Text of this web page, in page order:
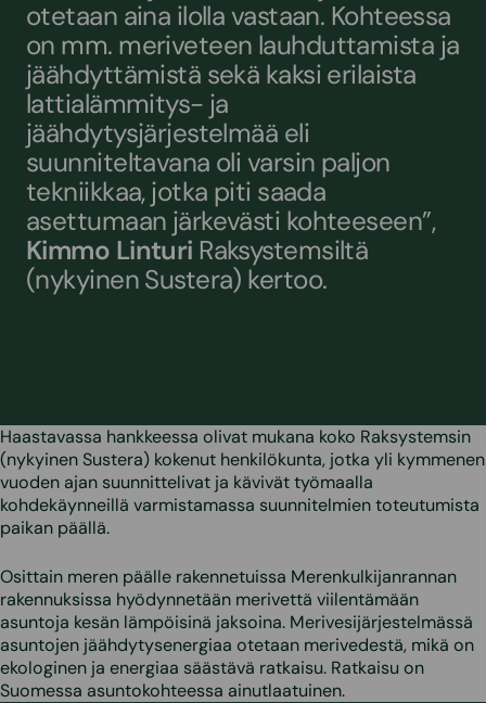
otetaan aina ilolla vastaan. Kohteessa
on mm. meriveteen lauhduttamista ja
jäähdyttämistä sekä kaksi erilaista
lattialämmitys- ja
jäähdytysjärjestelmää eli
suunniteltavana oli varsin paljon
tekniikkaa, jotka piti saada
asettumaan järkevästi kohteeseen”,
Kimmo Linturi Raksystemsiltä
(nykyinen Sustera) kertoo.
Haastavassa hankkeessa olivat mukana koko Raksystemsin
(nykyinen Sustera) kokenut henkilökunta, jotka yli kymmenen
vuoden ajan suunnittelivat ja kävivät työmaalla
kohdekäynneillä varmistamassa suunnitelmien toteutumista
paikan päällä.
Osittain meren päälle rakennetuissa Merenkulkijanrannan
rakennuksissa hyödynnetään merivettä viilentämään
asuntoja kesän lämpöisinä jaksoina. Merivesijärjestelmässä
asuntojen jäähdytysenergiaa otetaan merivedestä, mikä on
ekologinen ja energiaa säästävä ratkaisu. Ratkaisu on
Suomessa asuntokohteessa ainutlaatuinen.